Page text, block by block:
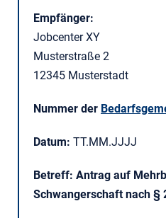
Empfänger:
Jobcenter XY
Musterstraße 2
12345 Musterstadt
Nummer der
Datum: TT.MM.JJJJ
Betreff: Antrag auf
Schwangerschaft nach §